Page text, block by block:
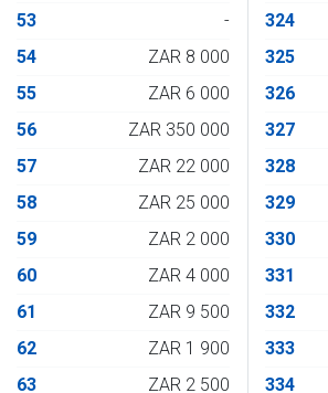
53
-
54
ZAR 8 000
55
ZAR 6 000
56
ZAR 350 000
57
ZAR 22 000
58
ZAR 25 000
59
ZAR 2 000
60
ZAR 4 000
61
ZAR 9 500
62
ZAR 1 900
63
ZAR 2 500
324
325
326
327
328
329
330
331
332
333
334